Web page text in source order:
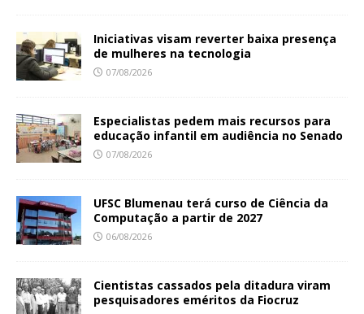
Iniciativas visam reverter baixa presença
de mulheres na tecnologia
07/08/2026
Especialistas pedem mais recursos para
educação infantil em audiência no Senado
07/08/2026
UFSC Blumenau terá curso de Ciência da
Computação a partir de 2027
06/08/2026
Cientistas cassados pela ditadura viram
pesquisadores eméritos da Fiocruz